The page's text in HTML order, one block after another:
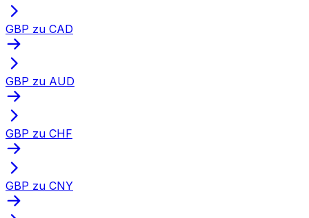
GBP zu CAD
GBP zu AUD
GBP zu CHF
GBP zu CNY